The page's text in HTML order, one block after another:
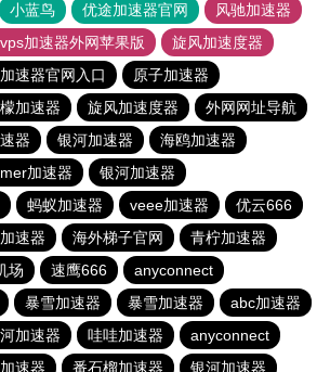
小蓝鸟 优途加速器官网
风驰加速器
加速器外网苹果版
旋风加速度器
速器官网入口
原子加速器
加速器 旋风加速度器
外网网址导航
器 银河加速器
海鸥加速器
加速器
银河加速器
蚂蚁加速器 veee加速器
优云666
速器 海外梯子官网
青柠加速器
场 速鹰666
anyconnect
暴雪加速器 暴雪加速器
abc加速器
加速器 哇哇加速器
anyconnect
速器 番石榴加速器 银河加速器